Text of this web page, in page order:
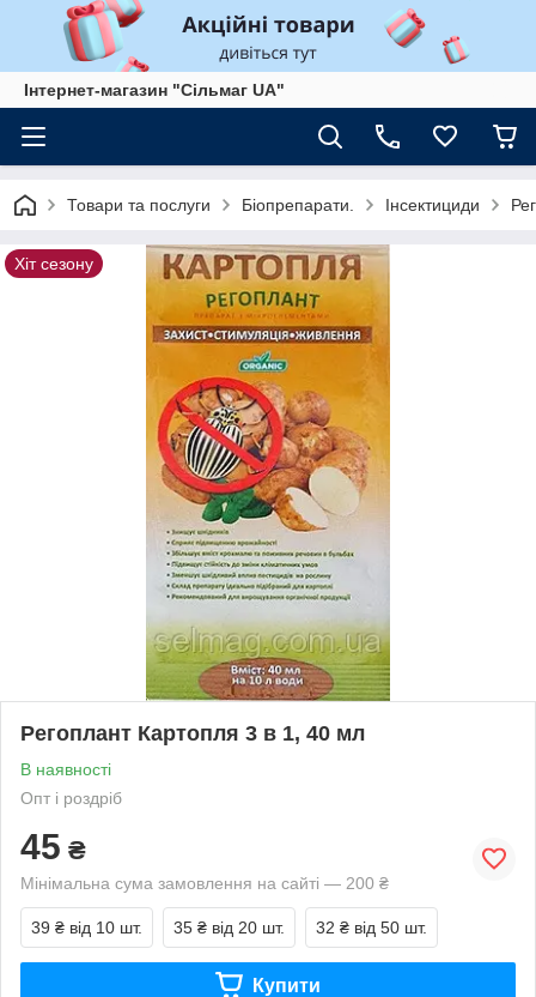
Інтернет-магазин "Сільмаг UA"
Товари та послуги Біопрепарати. Інсектициди
Хіт сезону
Регоплант Картопля 3 в 1, 40 мл
В наявності
Опт і роздріб
45 ₴
Мінімальна сума замовлення на сайті — 200 ₴
39 ₴ від 10 шт. 35 ₴ від 20 шт. 32 ₴ від 50 шт.
Купити